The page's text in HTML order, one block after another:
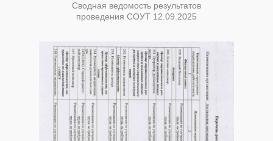
Сводная ведомость результатов
проведения СОУТ 12.09.2025